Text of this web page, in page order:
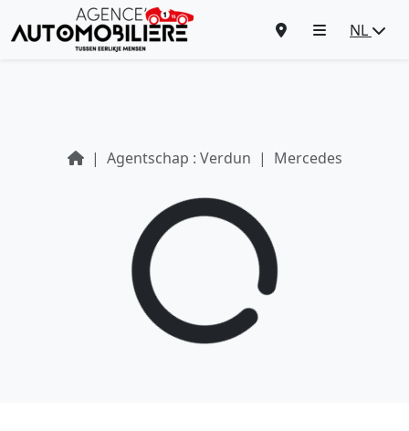
NL
Agentschap : Verdun Mercedes